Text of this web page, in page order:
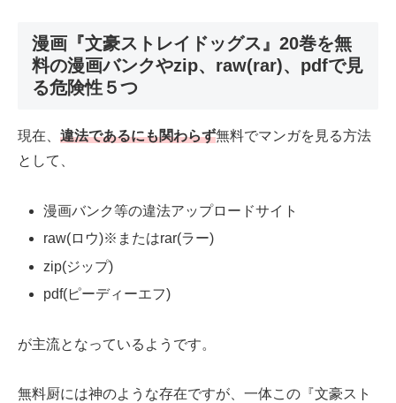
漫画『文豪ストレイドッグス』20巻を無
料の漫画バンクやzip、raw(rar)、pdfで見
る危険性５つ
現在、 違法であるにも関わらず無料でマンガを見る方法
として、
漫画バンク等の違法アップロードサイト
raw(ロウ)※またはrar(ラー)
zip(ジップ)
pdf(ピーディーエフ)
が主流となっているようです。
無料厨には神のような存在ですが、一体この『文豪スト